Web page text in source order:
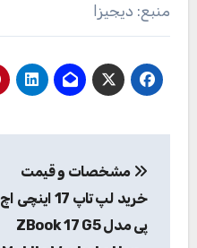
منبع: دیجیزا
نوشته
مشخصات و قیمت
خرید لپ تاپ 17 اینچی اچ
پی مدل ZBook 17 G5